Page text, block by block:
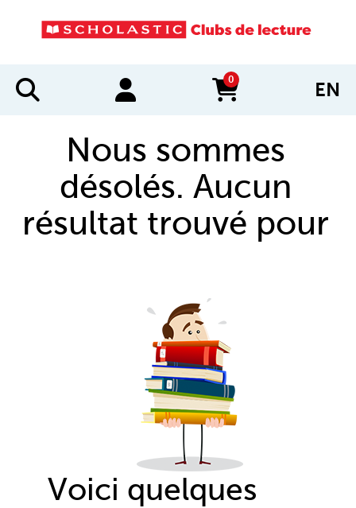
0
items in cart EN
Nous sommes
désolés. Aucun
résultat trouvé pour
Voici quelques